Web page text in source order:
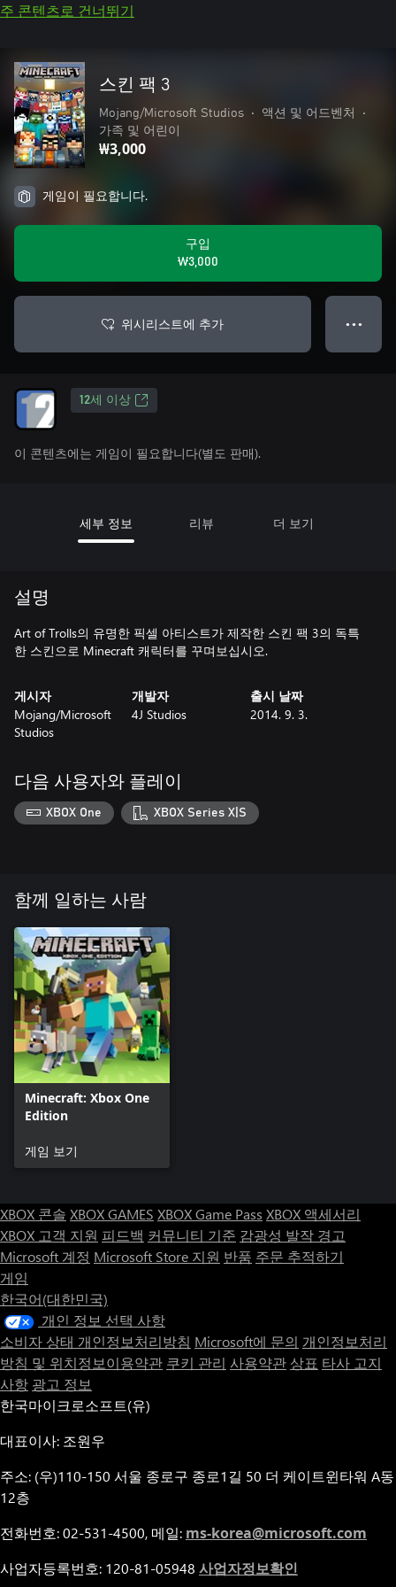
주 콘텐츠로 건너뛰기
스킨 팩 3
Mojang/Microsoft Studios • 액션 및 어드벤처
•
가족 및 어린이
₩3,000
게임이 필요합니다.
구입
₩3,000
위시리스트에 추가 ● ● ●
12세 이상
이 콘텐츠에는 게임이 필요합니다(별도 판매).
세부 정보 리뷰 더 보기
설명
Art of Trolls의 유명한 픽셀 아티스트가 제작한 스킨 팩 3의 독특
한 스킨으로 Minecraft 캐릭터를 꾸며보십시오.
게시자
Mojang/Microsoft
Studios
개발자
4J Studios
출시 날짜
2014. 9. 3.
다음 사용자와 플레이
XBOX One XBOX Series X|S
함께 일하는 사람
Minecraft: Xbox One
Edition
게임 보기
XBOX 콘솔 XBOX GAMES XBOX Game Pass XBOX 액세서리
XBOX 고객 지원 피드백 커뮤니티 기준 감광성 발작 경고
Microsoft 계정 Microsoft Store 지원 반품 주문 추적하기
게임
한국어(대한민국)
개인 정보 선택 사항
소비자 상태 개인정보처리방침 Microsoft에 문의 개인정보처리
방침 및 위치정보이용약관 쿠키 관리 사용약관 상표 타사 고지
사항 광고 정보
한국마이크로소프트(유)
대표이사: 조원우
주소: (우)110-150 서울 종로구 종로1길 50 더 케이트윈타워 A동
12층
전화번호: 02-531-4500, 메일: ms-korea@microsoft.com
사업자등록번호: 120-81-05948 사업자정보확인